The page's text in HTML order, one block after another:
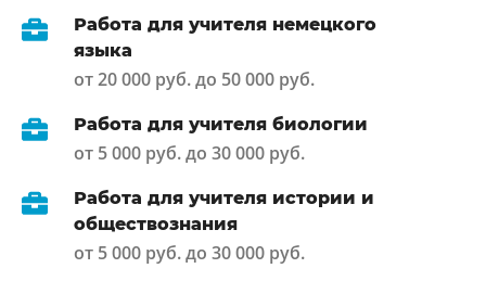
Работа для учителя немецкого
языка
от 20 000 руб. до 50 000 руб.
Работа для учителя биологии
от 5 000 руб. до 30 000 руб.
Работа для учителя истории и
обществознания
от 5 000 руб. до 30 000 руб.